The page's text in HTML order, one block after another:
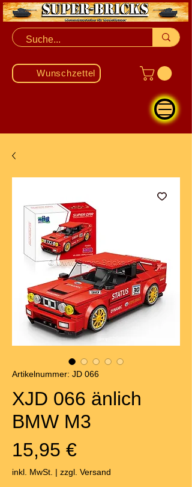
Wunschzettel
Artikelnummer: JD 066
XJD 066 änlich
BMW M3
15,95 €Preis
inkl. MwSt. | zzgl. Versand